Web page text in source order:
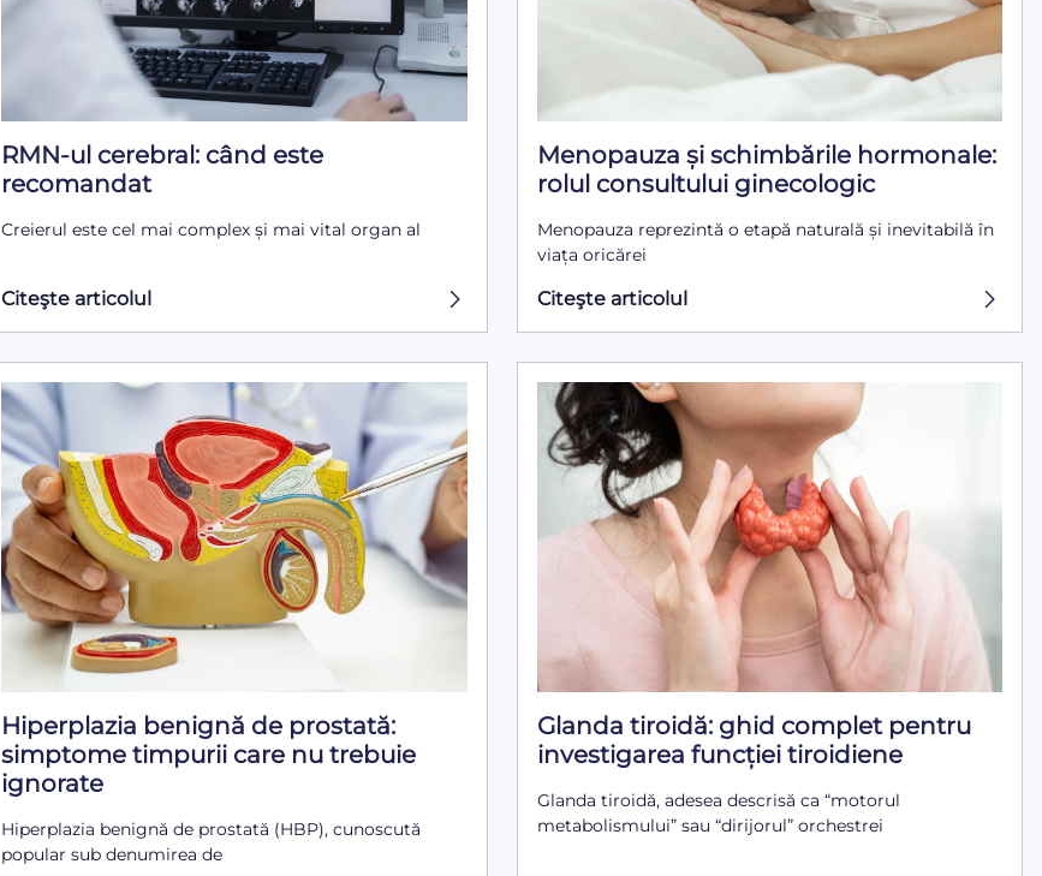
RMN-ul cerebral: când este
recomandat
Creierul este cel mai complex și mai vital organ al
Citeşte articolul
Menopauza și schimbările hormonale:
rolul consultului ginecologic
Menopauza reprezintă o etapă naturală și inevitabilă în
viața oricărei
Citeşte articolul
Hiperplazia benignă de prostată:
simptome timpurii care nu trebuie
ignorate
Hiperplazia benignă de prostată (HBP), cunoscută
popular sub denumirea de
Glanda tiroidă: ghid complet pentru
investigarea funcției tiroidiene
Glanda tiroidă, adesea descrisă ca “motorul
metabolismului” sau “dirijorul” orchestrei